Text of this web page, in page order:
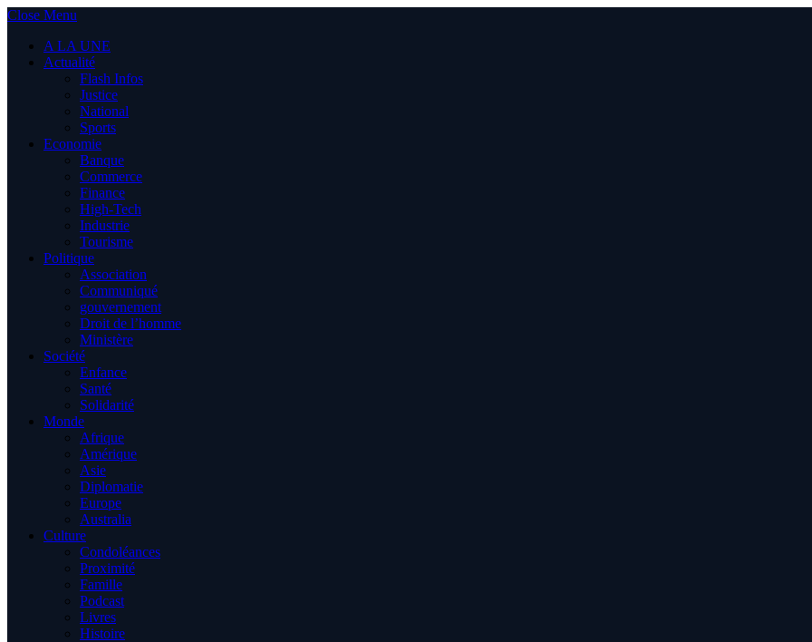
Close Menu
A LA UNE
Actualité
Flash Infos
Justice
National
Sports
Economie
Banque
Commerce
Finance
High-Tech
Industrie
Tourisme
Politique
Association
Communiqué
gouvernement
Droit de l’homme
Ministère
Société
Enfance
Santé
Solidarité
Monde
Afrique
Amérique
Asie
Diplomatie
Europe
Australia
Culture
Condoléances
Proximité
Famille
Podcast
Livres
Histoire